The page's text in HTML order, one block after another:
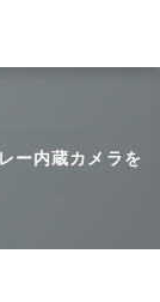
ー内蔵カメラを